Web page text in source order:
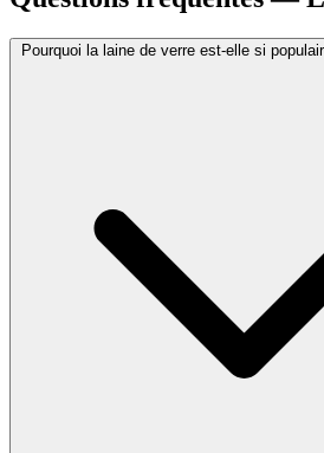
Pourquoi la laine de verre est-elle si